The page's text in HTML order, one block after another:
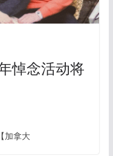
悼念活动将
加拿大